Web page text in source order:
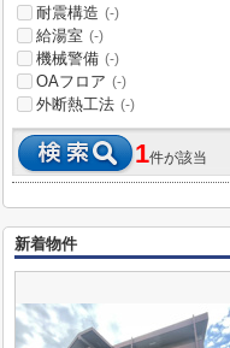
耐震構造 (-)
給湯室 (-)
機械警備 (-)
OAフロア (-)
外断熱工法 (-)
1件が該当
新着物件